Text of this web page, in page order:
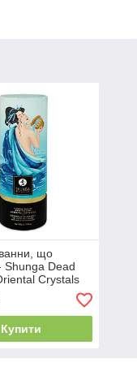
що
Shunga Dead
Crystals
(500 г)
Купити